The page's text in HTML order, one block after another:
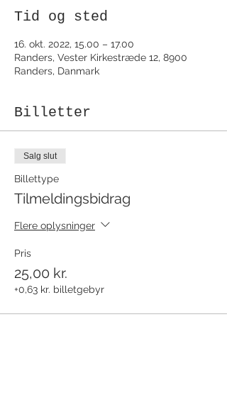
Tid og sted
16. okt. 2022, 15.00 – 17.00
Randers, Vester Kirkestræde 12, 8900
Randers, Danmark
Billetter
Salg slut
Billettype
Tilmeldingsbidrag
Flere oplysninger
Pris
25,00 kr.
+0,63 kr. billetgebyr